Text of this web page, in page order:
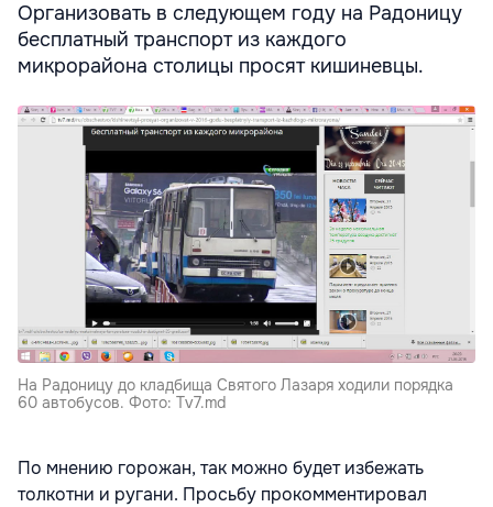
Организовать в следующем году на Радоницу
бесплатный транспорт из каждого
микрорайона столицы просят кишиневцы.
На Радоницу до кладбища Святого Лазаря ходили порядка
60 автобусов. Фото: Tv7.md
По мнению горожан, так можно будет избежать
толкотни и ругани. Просьбу прокомментировал